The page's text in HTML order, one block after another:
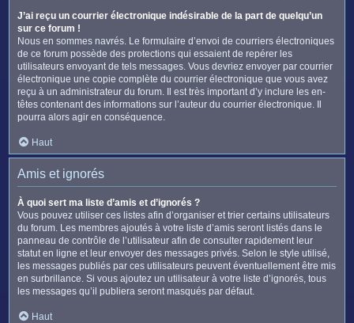
J’ai reçu un courrier électronique indésirable de la part de quelqu’un
sur ce forum !
Nous en sommes navrés. Le formulaire d’envoi de courriers électroniques
de ce forum possède des protections qui essaient de repérer les
utilisateurs envoyant de tels messages. Vous devriez envoyer par courrier
électronique une copie complète du courrier électronique que vous avez
reçu à un administrateur du forum. Il est très important d’y inclure les en-
têtes contenant des informations sur l’auteur du courrier électronique. Il
pourra alors agir en conséquence.
Haut
Amis et ignorés
À quoi sert ma liste d’amis et d’ignorés ?
Vous pouvez utiliser ces listes afin d’organiser et trier certains utilisateurs
du forum. Les membres ajoutés à votre liste d’amis seront listés dans le
panneau de contrôle de l’utilisateur afin de consulter rapidement leur
statut en ligne et leur envoyer des messages privés. Selon le style utilisé,
les messages publiés par ces utilisateurs peuvent éventuellement être mis
en surbrillance. Si vous ajoutez un utilisateur à votre liste d’ignorés, tous
les messages qu’il publiera seront masqués par défaut.
Haut